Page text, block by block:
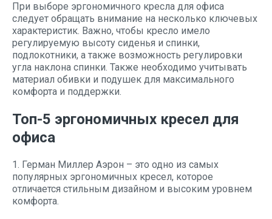
При выборе эргономичного кресла для офиса
следует обращать внимание на несколько ключевых
характеристик. Важно, чтобы кресло имело
регулируемую высоту сиденья и спинки,
подлокотники, а также возможность регулировки
угла наклона спинки. Также необходимо учитывать
материал обивки и подушек для максимального
комфорта и поддержки.
Топ-5 эргономичных кресел для
офиса
1. Герман Миллер Аэрон – это одно из самых
популярных эргономичных кресел, которое
отличается стильным дизайном и высоким уровнем
комфорта.